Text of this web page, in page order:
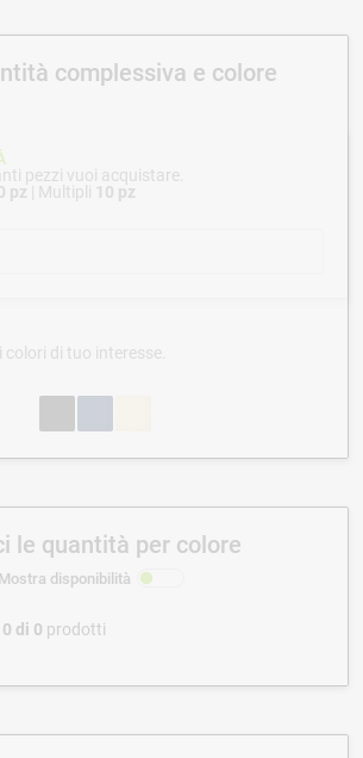
complessiva e colore
pezzi vuoi acquistare.
pz | Multipli 10 pz
colori di tuo interesse.
le quantità per colore
Mostra disponibilità
0 di 0 prodotti